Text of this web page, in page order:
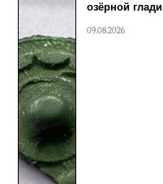
озёрной глади
09.08.2026